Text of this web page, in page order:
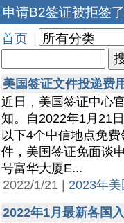
申请B2签证被拒签
首页
美国签证文件投递费
近日，美国签证中心
知。自2022年1月21
以下4个中信地点免
件，美国签证免面谈
号富华大厦E...
2022/1/21 | 2023年
2022年1月最新各国